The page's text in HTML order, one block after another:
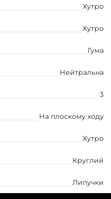
Хутро
Хутро
Гума
Нейтральна
3
На плоскому ходу
Хутро
Круглий
Липучки